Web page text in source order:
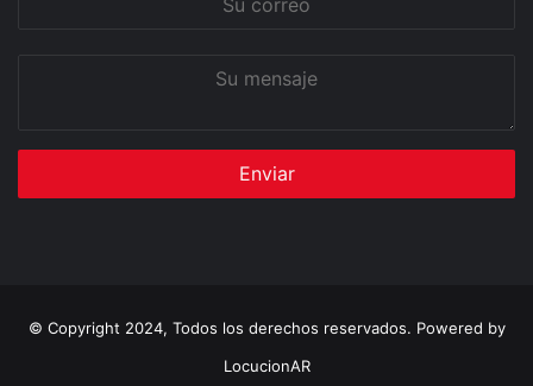
© Copyright 2024, Todos los derechos reservados. Powered by
LocucionAR